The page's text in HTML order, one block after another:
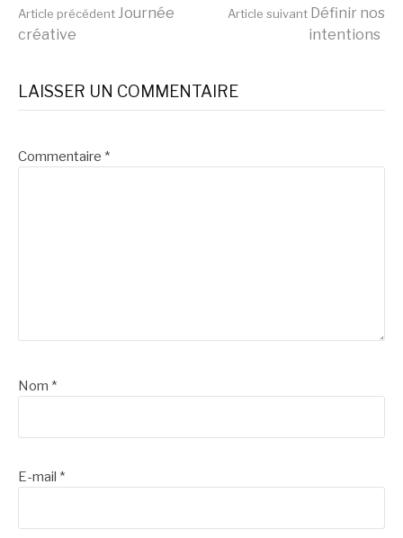
Lire
la
suite
Article précédent Journée
créative
Article suivant Définir nos
intentions
LAISSER UN COMMENTAIRE
Commentaire *
Nom *
E-mail *